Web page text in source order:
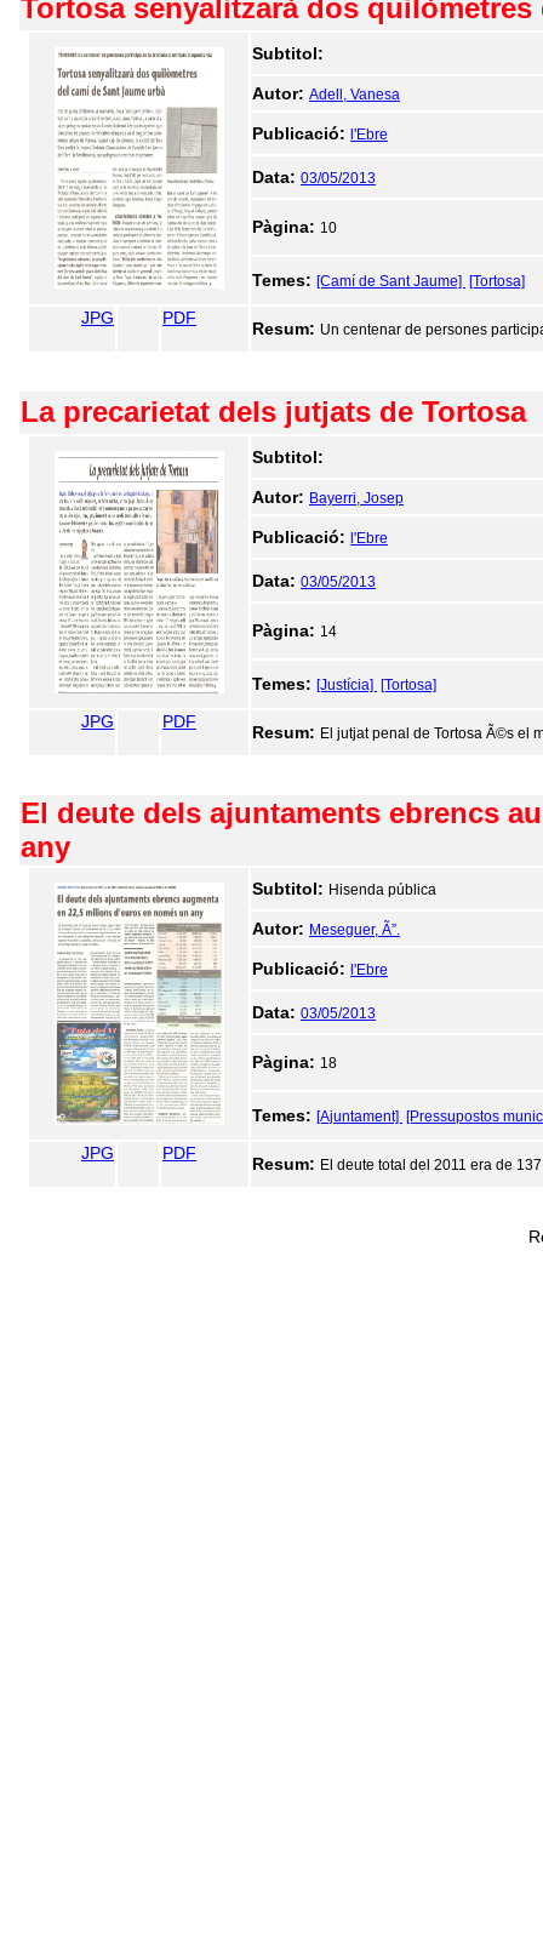
Tortosa senyalitzarà dos
Subtitol:
Autor: Adell, Vanesa
Publicació: l'Ebre
Data: 03/05/2013
Pàgina: 10
Temes: [Camí de Sant Jaume] [Tortosa]
JPG PDF
Resum: Un centenar de persones
La precarietat dels jutjats de Tortosa
Subtitol:
Autor: Bayerri, Josep
Publicació: l'Ebre
Data: 03/05/2013
Pàgina: 14
Temes: [Justícia] [Tortosa]
JPG PDF
Resum: El jutjat penal de Tortosa Ã©s el
El deute dels ajuntaments ebrencs
any
Subtitol: Hisenda pública
Autor: Meseguer, Ã”.
Publicació: l'Ebre
Data: 03/05/2013
Pàgina: 18
Temes: [Ajuntament] [Pressupostos
JPG PDF
Resum: El deute total del 2011 era de